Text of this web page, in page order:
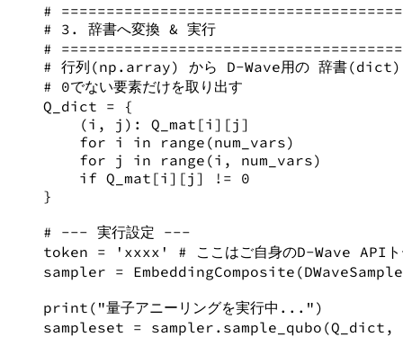
#
# 3. 辞書へ変換 & 実行
#
# 行列(np.array) から D-Wave用の 辞書(dict)
# 0でない要素だけを取り出す
Q_dict = {
(i, j): Q_mat[i][j]
for i in range (num_vars)
for j in range (i, num_vars)
if Q_mat[i][j] != 0
}
# --- 実行設定 ---
token = ' xxxx '
# ここはご自身のD-Wave APIト
sampler =
print ( "量子アニーリングを実行中... " )
sampleset = sampler.sample_qubo(Q_dict,